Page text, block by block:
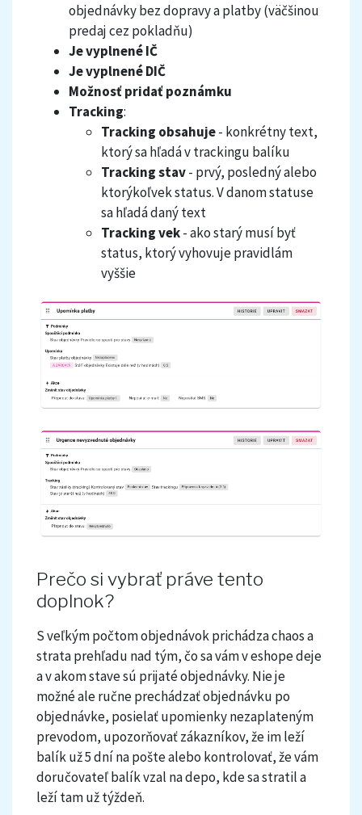
objednávky bez dopravy a platby (väčšinou
predaj cez pokladňu)
Je vyplnené IČ
Je vyplnené DIČ
Možnosť pridať poznámku
Tracking:
Tracking obsahuje- konkrétny text,
ktorý sa hľadá v trackingu balíku
Tracking stav- prvý, posledný alebo
ktorýkoľvek status. V danom statuse
sa hľadá daný text
Tracking vek- ako starý musí byť
status, ktorý vyhovuje pravidlám
vyššie
Prečo si vybrať práve tento
doplnok?
S veľkým počtom objednávok prichádza chaos a
strata prehľadu nad tým, čo sa vám v eshope deje
a v akom stave sú prijaté objednávky. Nie je
možné ale ručne prechádzať objednávku po
objednávke, posielať upomienky nezaplateným
prevodom, upozorňovať zákazníkov, že im leží
balík už 5 dní na pošte alebo kontrolovať, že vám
doručovateľ balík vzal na depo, kde sa stratil a
leží tam už týždeň.